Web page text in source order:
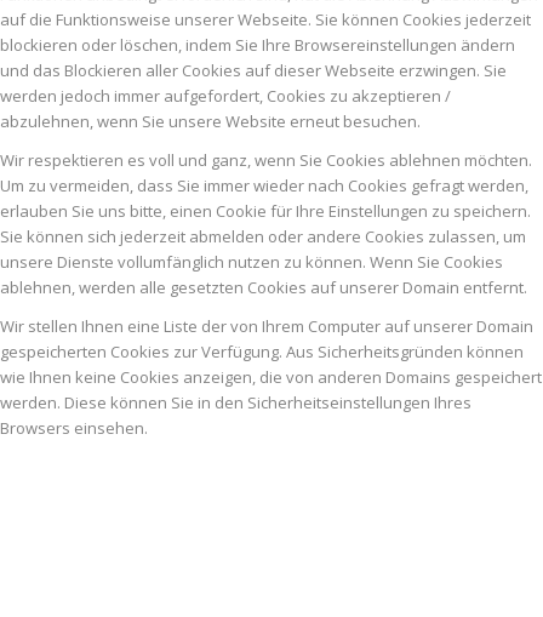
auf die Funktionsweise unserer Webseite. Sie können Cookies jederzeit
blockieren oder löschen, indem Sie Ihre Browsereinstellungen ändern
und das Blockieren aller Cookies auf dieser Webseite erzwingen. Sie
werden jedoch immer aufgefordert, Cookies zu akzeptieren /
abzulehnen, wenn Sie unsere Website erneut besuchen.
Wir respektieren es voll und ganz, wenn Sie Cookies ablehnen möchten.
Um zu vermeiden, dass Sie immer wieder nach Cookies gefragt werden,
erlauben Sie uns bitte, einen Cookie für Ihre Einstellungen zu speichern.
Sie können sich jederzeit abmelden oder andere Cookies zulassen, um
unsere Dienste vollumfänglich nutzen zu können. Wenn Sie Cookies
ablehnen, werden alle gesetzten Cookies auf unserer Domain entfernt.
Wir stellen Ihnen eine Liste der von Ihrem Computer auf unserer Domain
gespeicherten Cookies zur Verfügung. Aus Sicherheitsgründen können
wie Ihnen keine Cookies anzeigen, die von anderen Domains gespeichert
werden. Diese können Sie in den Sicherheitseinstellungen Ihres
Browsers einsehen.